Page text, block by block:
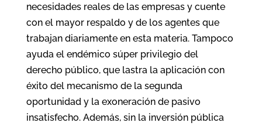
necesidades reales de las empresas y cuente
con el mayor respaldo y de los agentes que
trabajan diariamente en esta materia. Tampoco
ayuda el endémico súper privilegio del
derecho público, que lastra la aplicación con
éxito del mecanismo de la segunda
oportunidad y la exoneración de pasivo
insatisfecho. Además, sin la inversión pública